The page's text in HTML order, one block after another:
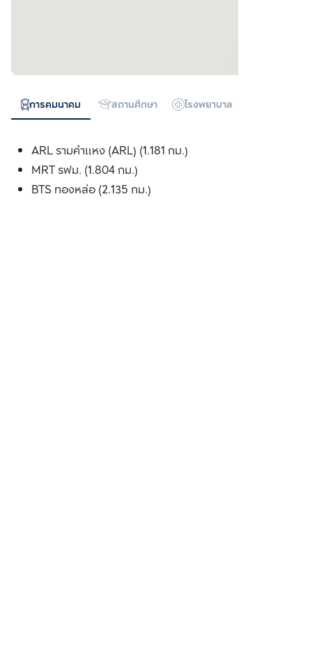
การคมนาคม สถานศึกษา โรงพยาบาล
ARL รามคำแหง (ARL) (1.181 กม.)
MRT รฟม. (1.804 กม.)
BTS ทองหล่อ (2.135 กม.)